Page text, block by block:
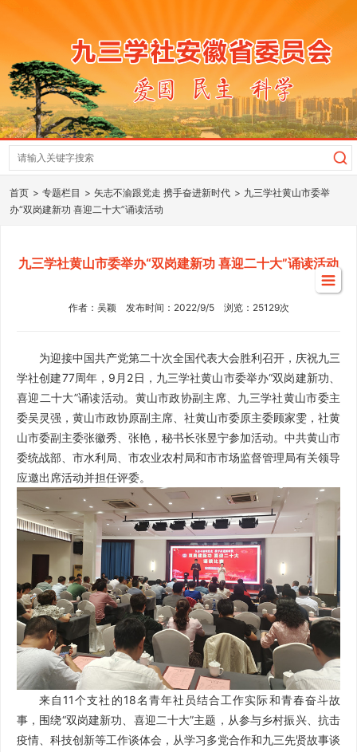
首页 专题栏目 矢志不渝跟党走 携手奋进新时代
九三学社黄山市委举
办“双岗建新功 喜迎二十大”诵读活动
九三学社黄山市委举办“双岗建新功 喜迎二十大”诵读活动
作者：吴颖 发布时间：2022/9/5 浏览：25129次
为迎接中国共产党第二十次全国代表大会胜利召开，庆祝九三
学社创建77周年，9月2日，九三学社黄山市委举办“双岗建新功、
喜迎二十大”诵读活动。黄山市政协副主席、九三学社黄山市委主
委吴灵强，黄山市政协原副主席、社黄山市委原主委顾家雯，社黄
山市委副主委张徽秀、张艳，秘书长张昱宁参加活动。中共黄山市
委统战部、市水利局、市农业农村局和市市场监督管理局有关领导
应邀出席活动并担任评委。
来自11个支社的18名青年社员结合工作实际和青春奋斗故
事，围绕“双岗建新功、喜迎二十大”主题，从参与乡村振兴、抗击
疫情、科技创新等工作谈体会，从学习多党合作和九三先贤故事谈